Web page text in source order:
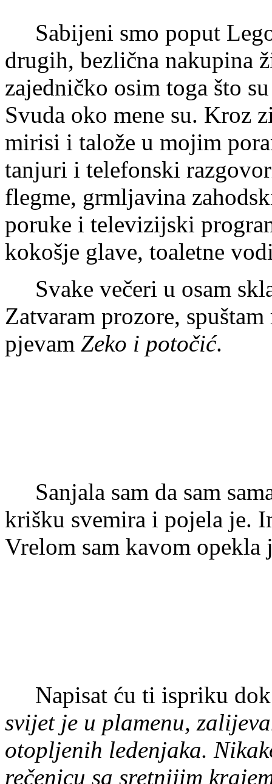
Sabijeni smo poput
drugih, bezlična nakupina
zajedničko osim toga što
Svuda oko mene su. Kroz
mirisi i talože u mojim
tanjuri i telefonski
flegme, grmljavina
poruke i televizijski
kokošje glave, toaletne
Svake večeri u osam
Zatvaram prozore,
pjevam Zeko i potočić.
Sanjala sam da sam
krišku svemira i pojela je.
Vrelom sam kavom opekla
Napisat ću ti ispriku dok
svijet je u plamenu,
otopljenih ledenjaka.
rečenicu sa sretnijim